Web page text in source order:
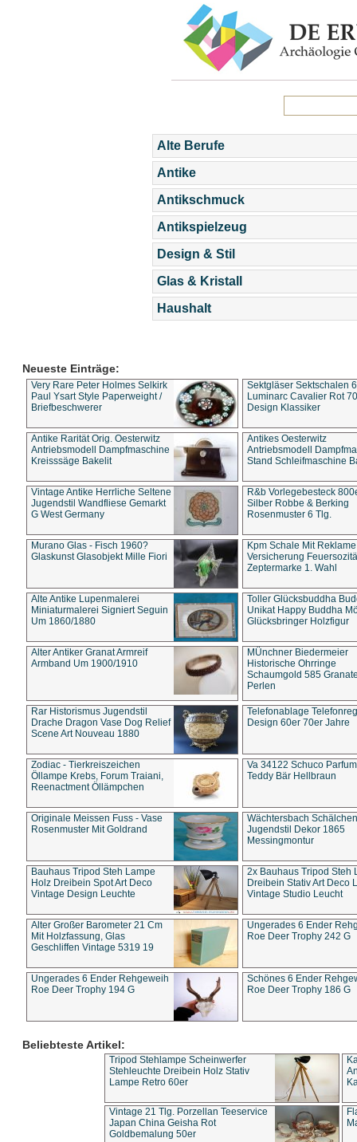
Alte Berufe
Antike
Antikschmuck
Antikspielzeug
Design & Stil
Glas & Kristall
Haushalt
Neueste Einträge:
Very Rare Peter Holmes Selkirk
Paul Ysart Style Paperweight /
Briefbeschwerer
Sektgläser Sektschalen
Luminarc Cavalier Rot
Design Klassiker
Antike Rarität Orig. Oesterwitz
Antriebsmodell Dampfmaschine
Kreisssäge Bakelit
Antikes Oesterwitz
Antriebsmodell
Stand Schleifmaschine
Vintage Antike Herrliche Seltene
Jugendstil Wandfliese Gemarkt
G West Germany
R&b Vorlegebesteck
Silber Robbe & Berking
Rosenmuster 6 Tlg.
Murano Glas - Fisch 1960?
Glaskunst Glasobjekt Mille Fiori
Kpm Schale Mit Reklame
Versicherung
Zeptermarke 1. Wahl
Alte Antike Lupenmalerei
Miniaturmalerei Signiert Seguin
Um 1860/1880
Toller Glücksbuddha
Unikat Happy Buddha
Glücksbringer Holzfigur
Alter Antiker Granat Armreif
Armband Um 1900/1910
MÜnchner Biedermeier
Historische Ohrringe
Schaumgold 585
Perlen
Rar Historismus Jugendstil
Drache Dragon Vase Dog Relief
Scene Art Nouveau 1880
Telefonablage
Design 60er 70er Jahre
Zodiac - Tierkreiszeichen
Öllampe Krebs, Forum Traiani,
Reenactment Öllämpchen
Va 34122 Schuco
Teddy Bär Hellbraun
Originale Meissen Fuss - Vase
Rosenmuster Mit Goldrand
Wächtersbach Schälchen
Jugendstil Dekor 1865
Messingmontur
Bauhaus Tripod Steh Lampe
Holz Dreibein Spot Art Deco
Vintage Design Leuchte
2x Bauhaus Tripod Steh
Dreibein Stativ Art Deco
Vintage Studio Leucht
Alter Großer Barometer 21 Cm
Mit Holzfassung, Glas
Geschliffen Vintage 5319 19
Ungerades 6 Ender
Roe Deer Trophy 242 G
Ungerades 6 Ender Rehgeweih
Roe Deer Trophy 194 G
Schönes 6 Ender
Roe Deer Trophy 186 G
Beliebteste Artikel:
Tripod Stehlampe Scheinwerfer
Stehleuchte Dreibein Holz Stativ
Lampe Retro 60er
Vintage 21 Tlg. Porzellan Teeservice
Japan China Geisha Rot
Goldbemalung 50er